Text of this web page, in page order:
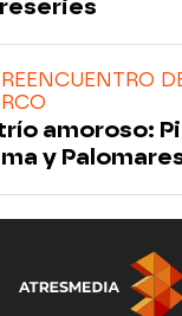
amoroso:
y